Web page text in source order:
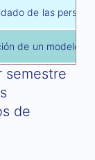
de las
de un modelo
semestre
de